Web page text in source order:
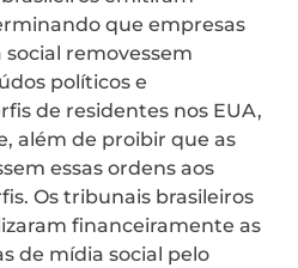
que empresas
removessem
políticos e
de residentes nos EUA,
além de proibir que as
essas ordens aos
Os tribunais brasileiros
financeiramente as
de mídia social pelo